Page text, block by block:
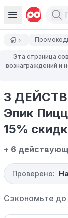
Эта страница
вознаграждений и
3
Эпик
15%
+ 6
Проверено:
Сэкономьте до